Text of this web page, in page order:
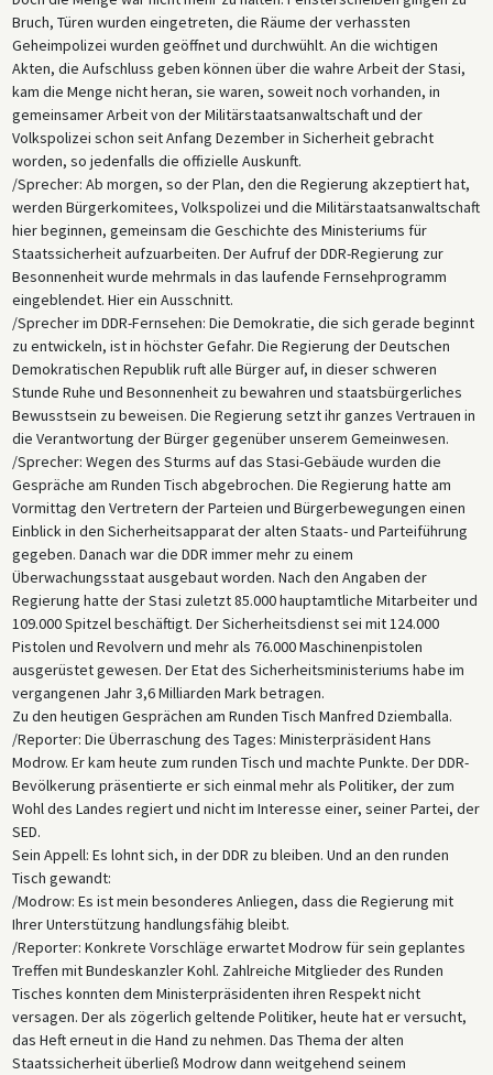
Bruch, Türen wurden eingetreten, die Räume der verhassten
Geheimpolizei wurden geöffnet und durchwühlt. An die wichtigen
Akten, die Aufschluss geben können über die wahre Arbeit der Stasi,
kam die Menge nicht heran, sie waren, soweit noch vorhanden, in
gemeinsamer Arbeit von der Militärstaatsanwaltschaft und der
Volkspolizei schon seit Anfang Dezember in Sicherheit gebracht
worden, so jedenfalls die offizielle Auskunft.
/Sprecher: Ab morgen, so der Plan, den die Regierung akzeptiert hat,
werden Bürgerkomitees, Volkspolizei und die Militärstaatsanwaltschaft
hier beginnen, gemeinsam die Geschichte des Ministeriums für
Staatssicherheit aufzuarbeiten. Der Aufruf der DDR-Regierung zur
Besonnenheit wurde mehrmals in das laufende Fernsehprogramm
eingeblendet. Hier ein Ausschnitt.
/Sprecher im DDR-Fernsehen: Die Demokratie, die sich gerade beginnt
zu entwickeln, ist in höchster Gefahr. Die Regierung der Deutschen
Demokratischen Republik ruft alle Bürger auf, in dieser schweren
Stunde Ruhe und Besonnenheit zu bewahren und staatsbürgerliches
Bewusstsein zu beweisen. Die Regierung setzt ihr ganzes Vertrauen in
die Verantwortung der Bürger gegenüber unserem Gemeinwesen.
/Sprecher: Wegen des Sturms auf das Stasi-Gebäude wurden die
Gespräche am Runden Tisch abgebrochen. Die Regierung hatte am
Vormittag den Vertretern der Parteien und Bürgerbewegungen einen
Einblick in den Sicherheitsapparat der alten Staats- und Parteiführung
gegeben. Danach war die DDR immer mehr zu einem
Überwachungsstaat ausgebaut worden. Nach den Angaben der
Regierung hatte der Stasi zuletzt 85.000 hauptamtliche Mitarbeiter und
109.000 Spitzel beschäftigt. Der Sicherheitsdienst sei mit 124.000
Pistolen und Revolvern und mehr als 76.000 Maschinenpistolen
ausgerüstet gewesen. Der Etat des Sicherheitsministeriums habe im
vergangenen Jahr 3,6 Milliarden Mark betragen.
Zu den heutigen Gesprächen am Runden Tisch Manfred Dziemballa.
/Reporter: Die Überraschung des Tages: Ministerpräsident Hans
Modrow. Er kam heute zum runden Tisch und machte Punkte. Der DDR-
Bevölkerung präsentierte er sich einmal mehr als Politiker, der zum
Wohl des Landes regiert und nicht im Interesse einer, seiner Partei, der
SED.
Sein Appell: Es lohnt sich, in der DDR zu bleiben. Und an den runden
Tisch gewandt:
/Modrow: Es ist mein besonderes Anliegen, dass die Regierung mit
Ihrer Unterstützung handlungsfähig bleibt.
/Reporter: Konkrete Vorschläge erwartet Modrow für sein geplantes
Treffen mit Bundeskanzler Kohl. Zahlreiche Mitglieder des Runden
Tisches konnten dem Ministerpräsidenten ihren Respekt nicht
versagen. Der als zögerlich geltende Politiker, heute hat er versucht,
das Heft erneut in die Hand zu nehmen. Das Thema der alten
Staatssicherheit überließ Modrow dann weitgehend seinem